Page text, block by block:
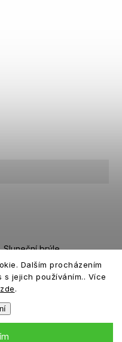
Dalším procházením
jejich používáním.. Více
zde.
Sluneční brýle
Kontaktní čočky
kapky